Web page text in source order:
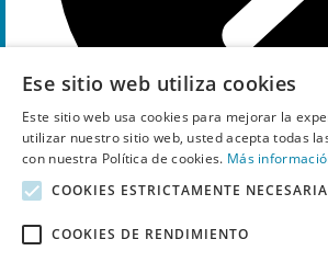
40€
Ese sitio web utiliza cookies
Este sitio web usa cookies para mejorar la
utilizar nuestro sitio web, usted acepta todas
con nuestra Política de cookies. Más
COOKIES ESTRICTAMENTE
COOKIES DE RENDIMIENTO